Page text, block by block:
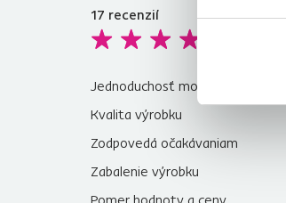
17 recenzií
Jednoduchosť montáže
Kvalita výrobku
Zodpovedá očakávaniam
Zabalenie výrobku
Pomer hodnoty a ceny